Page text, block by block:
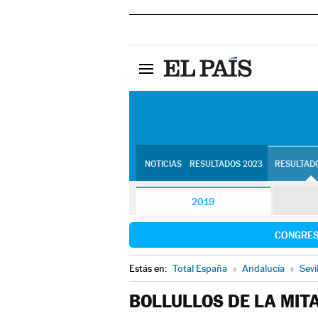
NOTICIAS RESULTADOS 2023
2019
Estás en: Total España » Andalucía »
BOLLULLOS DE LA